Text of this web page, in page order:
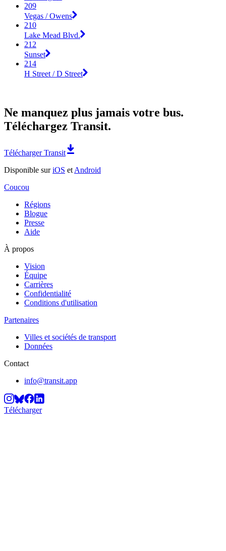
209
Vegas / Owens
210
Lake Mead Blvd.
212
Sunset
214
H Street / D Street
Ne manquez plus jamais votre bus.
Téléchargez Transit.
Télécharger Transit
Disponible suriOS et Android
Coucou
Régions
Blogue
Presse
Aide
À propos
Vision
Équipe
Carrières
Confidentialité
Conditions d'utilisation
Partenaires
Villes et sociétés de transport
Données
Contact
info@transit.app
Télécharger